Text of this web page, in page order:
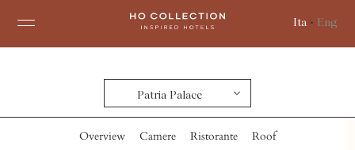
Ita • Eng
Patria Palace
Overview Camere Ristorante Roof